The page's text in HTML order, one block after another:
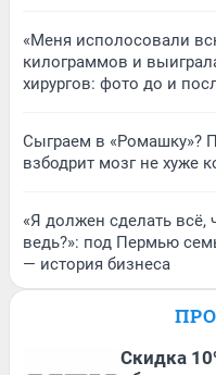
«Меня исполосовали
килограммов и
хирургов: фото до и
Сыграем в «Ромашку»?
взбодрит мозг не хуже
«Я должен сделать
ведь?»: под Пермью
— история бизнеса
Скидка